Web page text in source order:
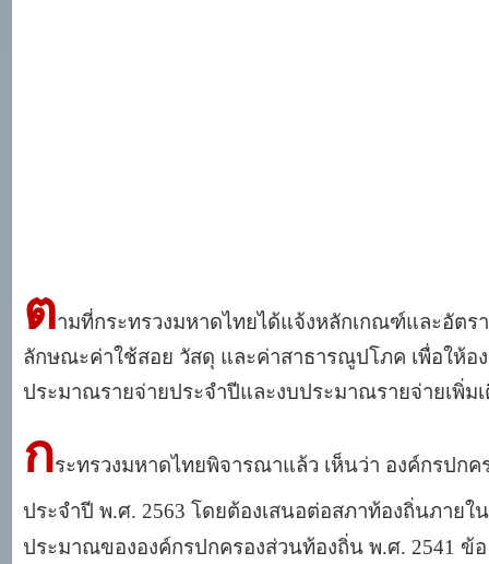
ตามที่กระทรวงมหาดไทยได้แจ้งหลักเกณฑ์และอัต
ลักษณะค่าใช้สอย วัสดุ และค่าสาธารณูปโภค เพื่อให้
ประมาณรายจ่ายประจำปีและงบประมาณรายจ่ายเพิ่
กระทรวงมหาดไทยพิจารณาแล้ว เห็นว่า องค์กรป
ประจำปี พ.ศ. 2563 โดยต้องเสนอต่อสภาท้องถิ่นภาย
ประมาณขององค์กรปกครองส่วนท้องถิ่น พ.ศ. 2541 ข้